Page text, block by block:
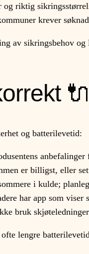
riktig
krever
av sikringsbehov
🔌
og batterilevetid:
er billigst, eller
i kulde;
har app som
bruk
lengre